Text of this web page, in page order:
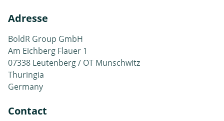
Adresse
BoldR Group GmbH
Am Eichberg Flauer 1
07338 Leutenberg / OT Munschwitz
Thuringia
Germany
Contact